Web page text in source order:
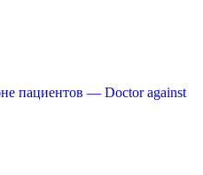
пациентов — Doctor against